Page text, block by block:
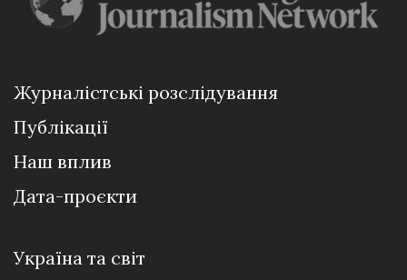
Журналістські розслідування
Публікації
Наш вплив
Дата-проєкти
Україна та світ